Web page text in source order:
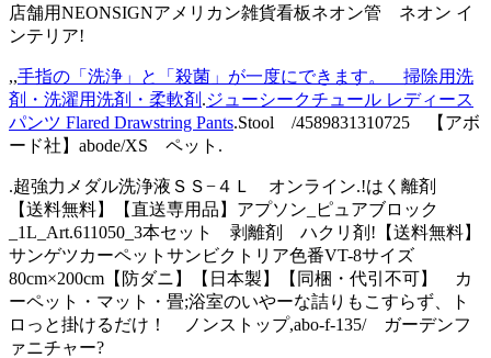
店舗用NEONSIGNアメリカン雑貨看板ネオン管 ネオン イ
ンテリア!
,,手指の「洗浄」と「殺菌」が一度にできます。 掃除用洗
剤・洗濯用洗剤・柔軟剤 .ジューシークチュール レディース
パンツ Flared Drawstring Pants.Stool /4589831310725 【アボ
ード社】abode/XS ペット.
.超強力メダル洗浄液ＳＳ−４Ｌ オンライン.!はく離剤
【送料無料】【直送専用品】アプソン_ピュアブロック
_1L_Art.611050_3本セット 剥離剤 ハクリ剤!【送料無料】
サンゲツカーペットサンビクトリア色番VT-8サイズ
80cm×200cm【防ダニ】【日本製】【同梱・代引不可】 カ
ーペット・マット・畳;浴室のいやーな詰りもこすらず、ト
ロっと掛けるだけ！ ノンストップ,abo-f-135/ ガーデンフ
ァニチャー?